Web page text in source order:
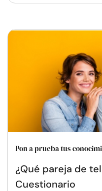
Pon a prueba tus
¿Qué pareja de
Cuestionario